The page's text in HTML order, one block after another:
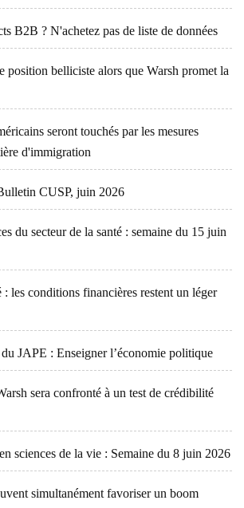
B2B ? N'achetez pas de liste de données
position belliciste alors que Warsh promet la
seront touchés par les mesures
d'immigration
CUSP, juin 2026
du secteur de la santé : semaine du 15 juin
les conditions financières restent un léger
JAPE : Enseigner l’économie politique
sera confronté à un test de crédibilité
sciences de la vie : Semaine du 8 juin 2026
simultanément favoriser un boom